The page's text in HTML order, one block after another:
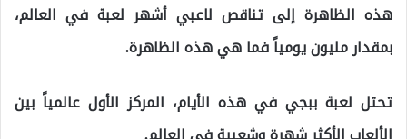
هذه الظاهرة إلى تناقص لاعبي أشهر لعبة في العالم،
بمقدار مليون يومياً فما هي هذه الظاهرة.
تحتل لعبة ببجي في هذه الأيام، المركز الأول عالمياً بين